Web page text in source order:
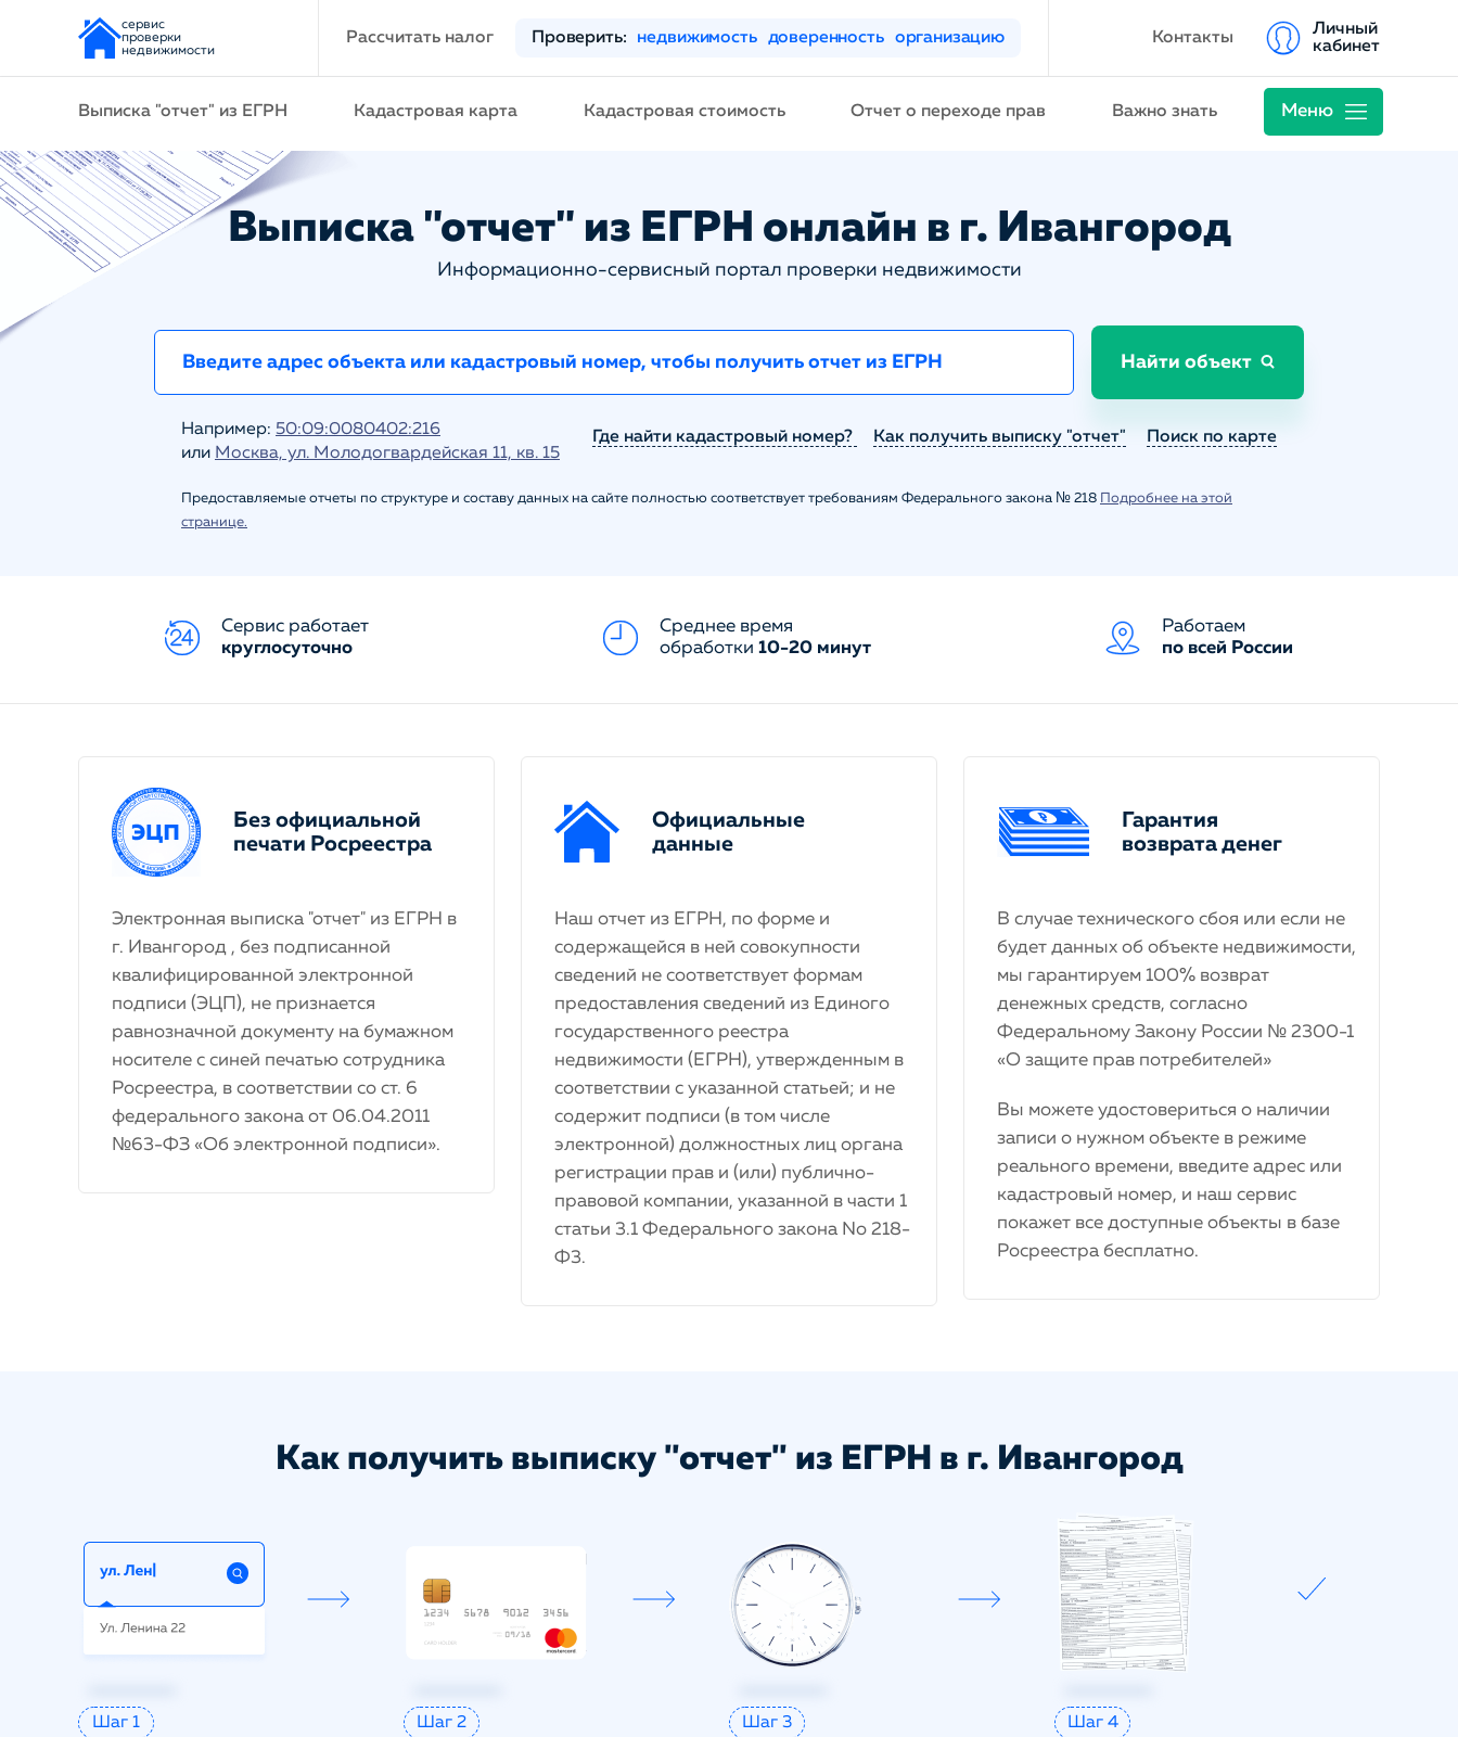
сервис
проверки
недвижимости
Рассчитать налог Проверить: недвижимость доверенность организацию Контакты
Личный
кабинет
Выписка "отчет" из ЕГРН Кадастровая карта Кадастровая стоимость Отчет о переходе прав Важно знать Меню
Выписка "отчет" из ЕГРН онлайн в г. Ивангород
Информационно-сервисный портал проверки недвижимости
Найти объект
Например: 50:09:0080402:216
или Москва, ул. Молодогвардейская 11, кв. 15
Где найти кадастровый номер? Как получить выписку "отчет" Поиск по карте
Предоставляемые отчеты по структуре и составу данных на сайте полностью соответствует требованиям Федерального закона № 218 Подробнее на этой
странице.
Сервис работает
круглосуточно
Среднее время
обработки 10-20 минут
Работаем
по всей России
Без официальной
печати Росреестра
Электронная выписка "отчет" из ЕГРН в
г. Ивангород , без подписанной
квалифицированной электронной
подписи (ЭЦП), не признается
равнозначной документу на бумажном
носителе с синей печатью сотрудника
Росреестра, в соответствии со ст. 6
федерального закона от 06.04.2011
№63-ФЗ «Об электронной подписи».
Официальные
данные
Наш отчет из ЕГРН, по форме и
содержащейся в ней совокупности
сведений не соответствует формам
предоставления сведений из Единого
государственного реестра
недвижимости (ЕГРН), утвержденным в
соответствии с указанной статьей; и не
содержит подписи (в том числе
электронной) должностных лиц органа
регистрации прав и (или) публично-
правовой компании, указанной в части 1
статьи 3.1 Федерального закона No 218-
Ф3.
Гарантия
возврата денег
В случае технического сбоя или если не
будет данных об объекте недвижимости,
мы гарантируем 100% возврат
денежных средств, согласно
Федеральному Закону России № 2300-1
«О защите прав потребителей»
Вы можете удостовериться о наличии
записи о нужном объекте в режиме
реального времени, введите адрес или
кадастровый номер, и наш сервис
покажет все доступные объекты в базе
Росреестра бесплатно.
Как получить выписку "отчет" из ЕГРН в г. Ивангород
Шаг 1 Шаг 2 Шаг 3 Шаг 4